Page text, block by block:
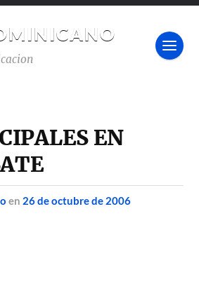
EN
en 26 de octubre de 2006